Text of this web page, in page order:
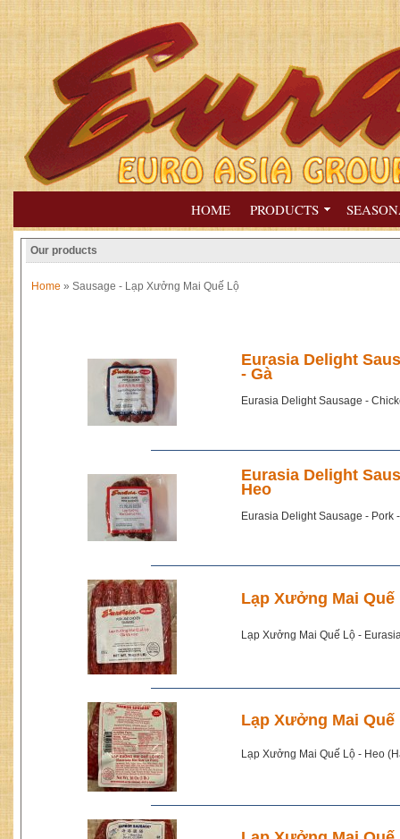
HOME PRODUCTS
Our products
Home » Sausage - Lạp Xưởng Mai Quế Lộ
Eurasia Delight
- Gà
Eurasia Delight Sausage -
Eurasia Delight
Heo
Eurasia Delight Sausage -
Lạp Xưởng Mai
Lạp Xưởng Mai Quế Lộ -
Lạp Xưởng Mai Quế
Lạp Xưởng Mai Quế Lộ - Heo